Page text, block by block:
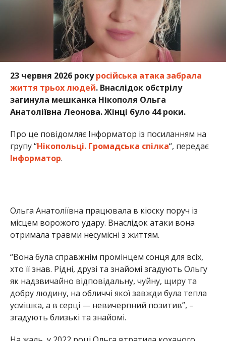
Нікопольці. Громадська спілка“, передає
Інформатор.
Ольга Анатоліївна працювала в кіоску поруч із
місцем ворожого удару. Внаслідок атаки вона
отримала травми несумісні з життям.
“Вона була справжнім промінцем сонця для всіх,
хто її знав. Рідні, друзі та знайомі згадують Ольгу
як надзвичайно відповідальну, чуйну, щиру та
добру людину, на обличчі якої завжди була тепла
усмішка, а в серці — невичерпний позитив”, –
чоловіка, який загинув на фронті, захищаючи
Україну, а їхня донька залишилася без батька.
Тепер дитина залишилася й без матері.